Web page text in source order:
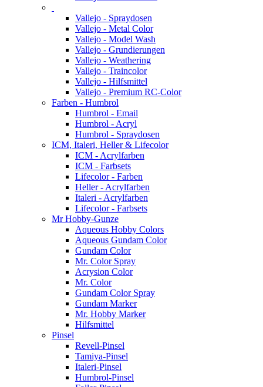
Vallejo - Spraydosen
Vallejo - Metal Color
Vallejo - Model Wash
Vallejo - Grundierungen
Vallejo - Weathering
Vallejo - Traincolor
Vallejo - Hilfsmittel
Vallejo - Premium RC-Color
Farben - Humbrol
Humbrol - Email
Humbrol - Acryl
Humbrol - Spraydosen
ICM, Italeri, Heller & Lifecolor
ICM - Acrylfarben
ICM - Farbsets
Lifecolor - Farben
Heller - Acrylfarben
Italeri - Acrylfarben
Lifecolor - Farbsets
Mr Hobby-Gunze
Aqueous Hobby Colors
Aqueous Gundam Color
Gundam Color
Mr. Color Spray
Acrysion Color
Mr. Color
Gundam Color Spray
Gundam Marker
Mr. Hobby Marker
Hilfsmittel
Pinsel
Revell-Pinsel
Tamiya-Pinsel
Italeri-Pinsel
Humbrol-Pinsel